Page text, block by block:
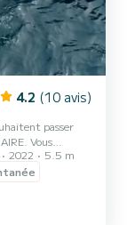
4.2 (10 avis)
passer
Vous
la Costa Brava
Le
une coque en
coupant les
avec des
2022
5.5 m